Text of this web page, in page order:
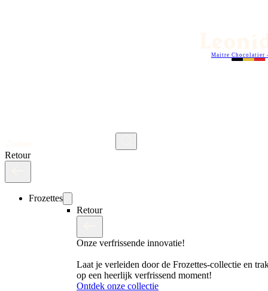
Maitre Chocolatier
Retour
Frozettes
Retour
Onze verfrissende innovatie!
Laat je verleiden door de Frozettes-collectie en
op een heerlijk verfrissend moment!
Ontdek onze collectie